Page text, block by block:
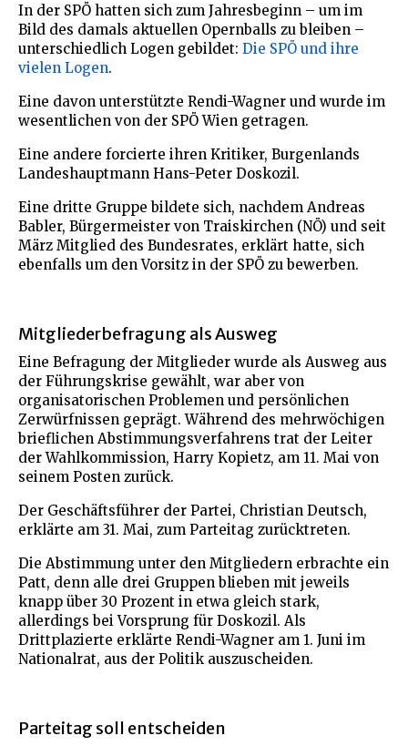
In der SPÖ hatten sich zum Jahresbeginn – um im
Bild des damals aktuellen Opernballs zu bleiben –
unterschiedlich Logen gebildet: Die SPÖ und ihre
vielen Logen.
Eine davon unterstützte Rendi-Wagner und wurde im
wesentlichen von der SPÖ Wien getragen.
Eine andere forcierte ihren Kritiker, Burgenlands
Landeshauptmann Hans-Peter Doskozil.
Eine dritte Gruppe bildete sich, nachdem Andreas
Babler, Bürgermeister von Traiskirchen (NÖ) und seit
März Mitglied des Bundesrates, erklärt hatte, sich
ebenfalls um den Vorsitz in der SPÖ zu bewerben.
Mitgliederbefragung als Ausweg
Eine Befragung der Mitglieder wurde als Ausweg aus
der Führungskrise gewählt, war aber von
organisatorischen Problemen und persönlichen
Zerwürfnissen geprägt. Während des mehrwöchigen
brieflichen Abstimmungsverfahrens trat der Leiter
der Wahlkommission, Harry Kopietz, am 11. Mai von
seinem Posten zurück.
Der Geschäftsführer der Partei, Christian Deutsch,
erklärte am 31. Mai, zum Parteitag zurücktreten.
Die Abstimmung unter den Mitgliedern erbrachte ein
Patt, denn alle drei Gruppen blieben mit jeweils
knapp über 30 Prozent in etwa gleich stark,
allerdings bei Vorsprung für Doskozil. Als
Drittplazierte erklärte Rendi-Wagner am 1. Juni im
Nationalrat, aus der Politik auszuscheiden.
Parteitag soll entscheiden